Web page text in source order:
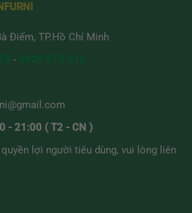
Điểm, TP.Hồ Chí Minh
-
- 21:00 ( T2 - CN )
lợi người tiêu dùng, vui lòng liên